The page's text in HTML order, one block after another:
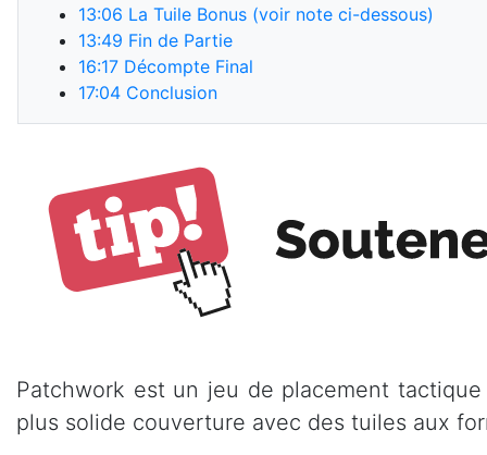
13:06 La Tuile Bonus (voir note ci-dessous)
13:49 Fin de Partie
16:17 Décompte Final
17:04 Conclusion
Patchwork est un jeu de placement
plus solide couverture avec des tuiles aux